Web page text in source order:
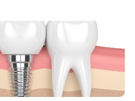
院するのが難しく、なるべく通
のうちに治療を終わらせたいと
ントを選択される方もいらっし
できるため、印象を大切にされ
する場合、他の治療法と比べて
ます。 メリット１）天
ント（人工歯
チタンでできているので、埋入
そのため硬いもので
ー）とは、片顎全部の歯に対し
安く抑えられる「3本連結イン
。 奥歯3本のインプ
インプラントで奥歯
は、90万円〜150万円程度で
円〜50万円程度が目安となりま